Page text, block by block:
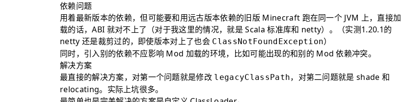
依赖问题
用着最新版本的依赖，但可能要和用远古版本依赖的旧版 Minecraft 跑在同一个 JVM 上，直接加
载的话，ABI 就对不上了（对于我这里的情况，就是 Scala 标准库和 netty）。（实测1.20.1的
netty 还是裁剪过的，即使版本对上了也会 ClassNotFoundException）
同时，引入别的依赖不应影响 Mod 加载的环境，比如可能出现的和别的 Mod 依赖冲突。
解决方案
最直接的解决方案，对第一个问题就是修改 legacyClassPath，对第二问题就是 shade 和
relocating。实际上坑很多。